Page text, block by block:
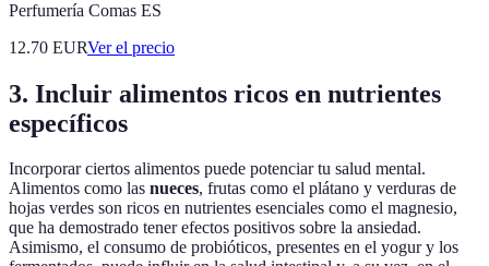
Perfumería Comas ES
12.70 EURVer el precio
3. Incluir alimentos ricos en nutrientes
específicos
Incorporar ciertos alimentos puede potenciar tu salud mental.
Alimentos como las nueces, frutas como el plátano y verduras de
hojas verdes son ricos en nutrientes esenciales como el magnesio,
que ha demostrado tener efectos positivos sobre la ansiedad.
Asimismo, el consumo de probióticos, presentes en el yogur y los